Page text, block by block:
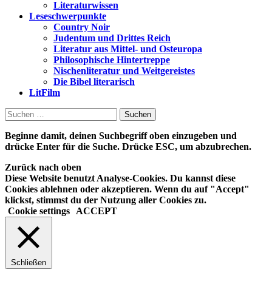
Literaturwissen
Leseschwerpunkte
Country Noir
Judentum und Drittes Reich
Literatur aus Mittel- und Osteuropa
Philosophische Hintertreppe
Nischenliteratur und Weitgereistes
Die Bibel literarisch
LitFilm
Suchen
nach:
Beginne damit, deinen Suchbegriff oben einzugeben und
drücke Enter für die Suche. Drücke ESC, um abzubrechen.
Zurück nach oben
Diese Website benutzt Analyse-Cookies. Du kannst diese
Cookies ablehnen oder akzeptieren. Wenn du auf "Accept"
klickst, stimmst du der Nutzung aller Cookies zu.
Cookie settings
ACCEPT
Schließen